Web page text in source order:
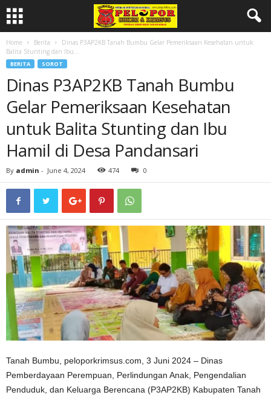
Home Berita
Dinas P3AP2KB Tanah Bumbu Gelar Pemeriksaan Kesehatan untuk
Balita Stunting dan Ibu...
BERITA SOROT
Dinas P3AP2KB Tanah Bumbu
Gelar Pemeriksaan Kesehatan
untuk Balita Stunting dan Ibu
Hamil di Desa Pandansari
By admin - June 4, 2024 474 0
Tanah Bumbu, peloporkrimsus.com, 3 Juni 2024 – Dinas
Pemberdayaan Perempuan, Perlindungan Anak, Pengendalian
Penduduk, dan Keluarga Berencana (P3AP2KB) Kabupaten Tanah